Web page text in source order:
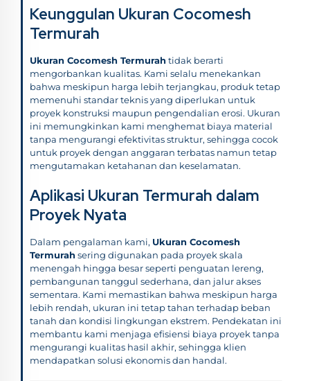
Keunggulan Ukuran Cocomesh
Termurah
Ukuran Cocomesh Termurahtidak berarti
mengorbankan kualitas. Kami selalu menekankan
bahwa meskipun harga lebih terjangkau, produk tetap
memenuhi standar teknis yang diperlukan untuk
proyek konstruksi maupun pengendalian erosi. Ukuran
ini memungkinkan kami menghemat biaya material
tanpa mengurangi efektivitas struktur, sehingga cocok
untuk proyek dengan anggaran terbatas namun tetap
mengutamakan ketahanan dan keselamatan.
Aplikasi Ukuran Termurah dalam
Proyek Nyata
Dalam pengalaman kami, Ukuran Cocomesh
Termurahsering digunakan pada proyek skala
menengah hingga besar seperti penguatan lereng,
pembangunan tanggul sederhana, dan jalur akses
sementara. Kami memastikan bahwa meskipun harga
lebih rendah, ukuran ini tetap tahan terhadap beban
tanah dan kondisi lingkungan ekstrem. Pendekatan ini
membantu kami menjaga efisiensi biaya proyek tanpa
mengurangi kualitas hasil akhir, sehingga klien
mendapatkan solusi ekonomis dan handal.